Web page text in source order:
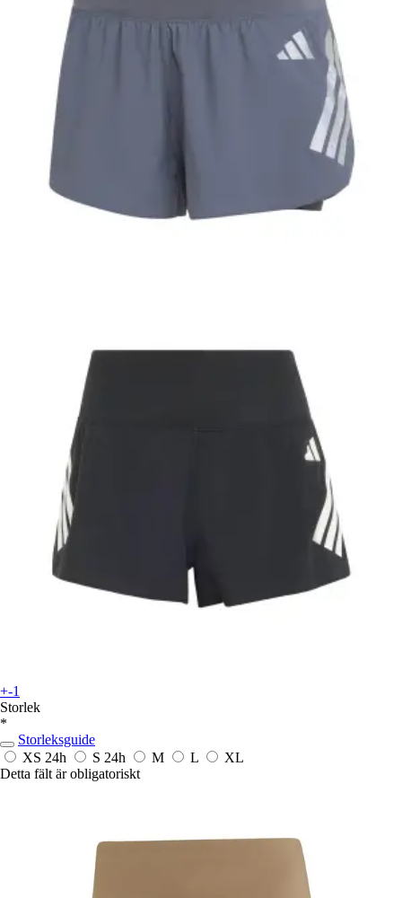
+-1
Storlek
*
Storleksguide
XS 24h S 24h M L
XL
Detta fält är obligatoriskt